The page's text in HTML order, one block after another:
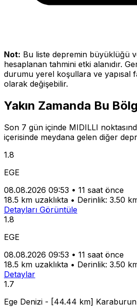
Not: Bu liste depremin büyüklüğü
hesaplanan tahmini etki alanıdır.
durumu yerel koşullara ve yapısal
olarak değişebilir.
Yakın Zamanda Bu
Son 7 gün içinde MIDILLI
içerisinde meydana gelen diğer
1.8
EGE
08.08.2026 09:53 • 11 saat önce
18.5 km uzaklıkta • Derinlik: 3.50
Detayları Görüntüle
1.8
EGE
08.08.2026 09:53 • 11 saat önce
18.5 km uzaklıkta • Derinlik: 3.50
Detaylar
1.7
Ege Denizi - [44.44 km]